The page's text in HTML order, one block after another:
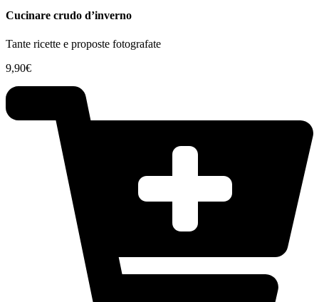
Cucinare crudo d’inverno
Tante ricette e proposte fotografate
9,90€